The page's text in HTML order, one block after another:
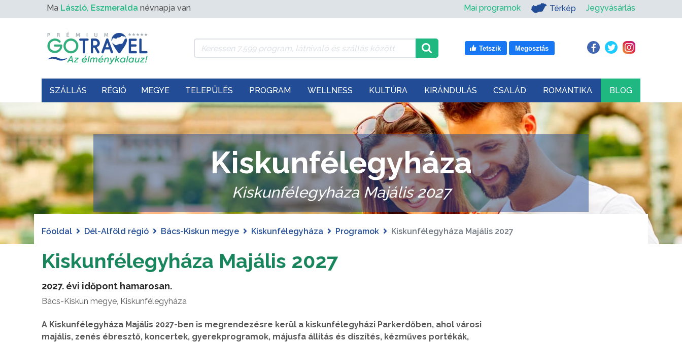
Ma László, Eszmeralda névnapja van Mai programok Térkép Jegyvásárlás
Tetszik Megosztás
SZÁLLÁS RÉGIÓ MEGYE TELEPÜLÉS PROGRAM WELLNESS KULTÚRA KIRÁNDULÁS CSALÁD ROMANTIKA BLOG
Kiskunfélegyháza
Kiskunfélegyháza Majális 2027
Főoldal Dél-Alföld régió Bács-Kiskun megye Kiskunfélegyháza Programok Kiskunfélegyháza Majális 2027
Kiskunfélegyháza Majális 2027
2027. évi időpont hamarosan.
Bács-Kiskun megye, Kiskunfélegyháza
A Kiskunfélegyháza Majális 2027-ben is megrendezésre kerül a kiskunfélegyházi Parkerdőben, ahol városi
majális, zenés ébresztő, koncertek, gyerekprogramok, májusfa állítás és díszítés, kézműves portékák,